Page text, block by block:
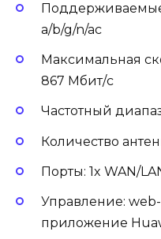
Поддерживаемые
a/b/g/n/ac
Максимальная
867 Мбит/с
Частотный
Количество
Порты: 1x WAN/
Управление:
приложение